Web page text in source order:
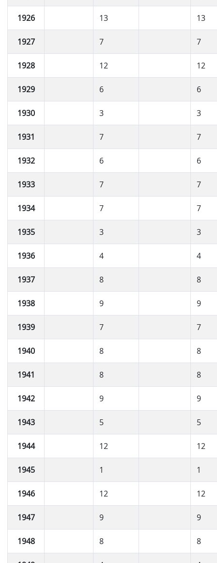
1926 13 13
1927 7 7
1928 12 12
1929 6 6
1930 3 3
1931 7 7
1932 6 6
1933 7 7
1934 7 7
1935 3 3
1936 4 4
1937 8 8
1938 9 9
1939 7 7
1940 8 8
1941 8 8
1942 9 9
1943 5 5
1944 12 12
1945 1 1
1946 12 12
1947 9 9
1948 8 8